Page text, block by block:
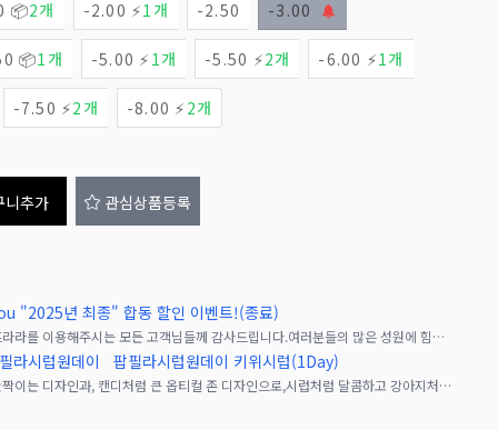
📦2개 -2.00 ⚡1개 -2.50 -3.00
📦1개 -5.00 ⚡ 1개 -5.50 ⚡2개 -6.00 ⚡1개
-7.50 ⚡2개 -8.00 ⚡ 2개
니추가 관심상품등록
"2025년 최종" 합동 할인 이벤트!(종료)
안녕하세요? 렌즈라라입니다.항상 저희 렌즈라라를 이용해주시는 모든 고객님들께 감사드립니다.여러분들의 많은 성원에 힘입어, AssistChouchou브랜드의 슈테라, 팝필라 시리즈
라시럽원데이 팝필라시럽원데이 키위시럽(1Day)
아시스트슈슈 팝필라 원데이 시럽은, 살짝 반짝이는 디자인과, 캔디처럼 큰 옵티컬 존 디자인으로,시럽처럼 달콤하고 강아지처럼 촉촉한 눈동자를 연출하는 일회용 고발색 원데이 컬러 콘택